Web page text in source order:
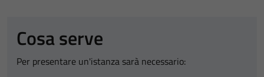
Cosa serve
Per presentare un'istanza sarà necessario: